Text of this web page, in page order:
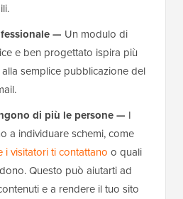
— Un modulo di
e ben progettato ispira più
semplice pubblicazione del
di più le persone — I
a individuare schemi, come
i visitatori ti contattano o quali
Questo può aiutarti ad
e a rendere il tuo sito